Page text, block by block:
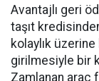
Avantajlı geri
taşıt
kolaylık üzerine
girilmesiyle bir
Zamlanan araç